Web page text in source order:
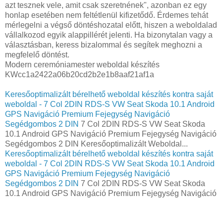
azt tesznek vele, amit csak szeretnének", azonban ez egy
honlap esetében nem feltétlenül kifizetődő. Érdemes tehát
mérlegelni a végső döntéshozatal előtt, hiszen a weboldalad
vállalkozod egyik alappillérét jelenti. Ha bizonytalan vagy a
választásban, keress bizalommal és segítek meghozni a
megfelelő döntést.
Modern ceremóniamester weboldal készítés
KWcc1a2422a06b20cd2b2e1b8aaf21af1a
Keresőoptimalizált bérelhető weboldal készítés kontra saját
weboldal - 7 Col 2DIN RDS-S VW Seat Skoda 10.1 Android
GPS Navigáció Premium Fejegység Navigáció
Segédgombos 2 DIN 7 Col 2DIN RDS-S VW Seat Skoda
10.1 Android GPS Navigáció Premium Fejegység Navigáció
Segédgombos 2 DIN Keresőoptimalizált Weboldal...
Keresőoptimalizált bérelhető weboldal készítés kontra saját
weboldal - 7 Col 2DIN RDS-S VW Seat Skoda 10.1 Android
GPS Navigáció Premium Fejegység Navigáció
Segédgombos 2 DIN 7 Col 2DIN RDS-S VW Seat Skoda
10.1 Android GPS Navigáció Premium Fejegység Navigáció